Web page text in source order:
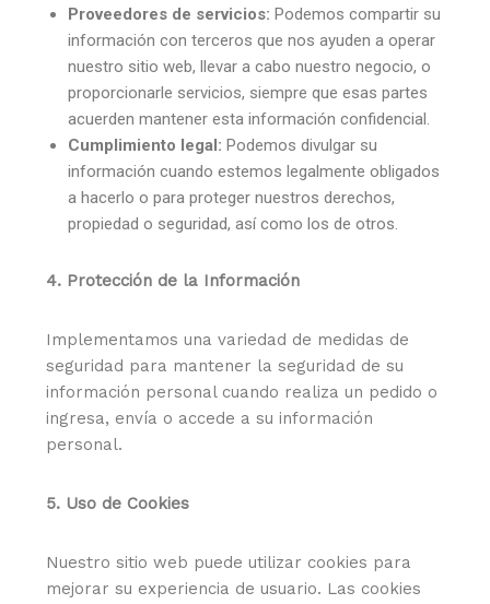
Proveedores de servicios: Podemos compartir su
información con terceros que nos ayuden a operar
nuestro sitio web, llevar a cabo nuestro negocio, o
proporcionarle servicios, siempre que esas partes
acuerden mantener esta información confidencial.
Cumplimiento legal: Podemos divulgar su
información cuando estemos legalmente obligados
a hacerlo o para proteger nuestros derechos,
propiedad o seguridad, así como los de otros.
4. Protección de la Información
Implementamos una variedad de medidas de
seguridad para mantener la seguridad de su
información personal cuando realiza un pedido o
ingresa, envía o accede a su información
personal.
5. Uso de Cookies
Nuestro sitio web puede utilizar cookies para
mejorar su experiencia de usuario. Las cookies